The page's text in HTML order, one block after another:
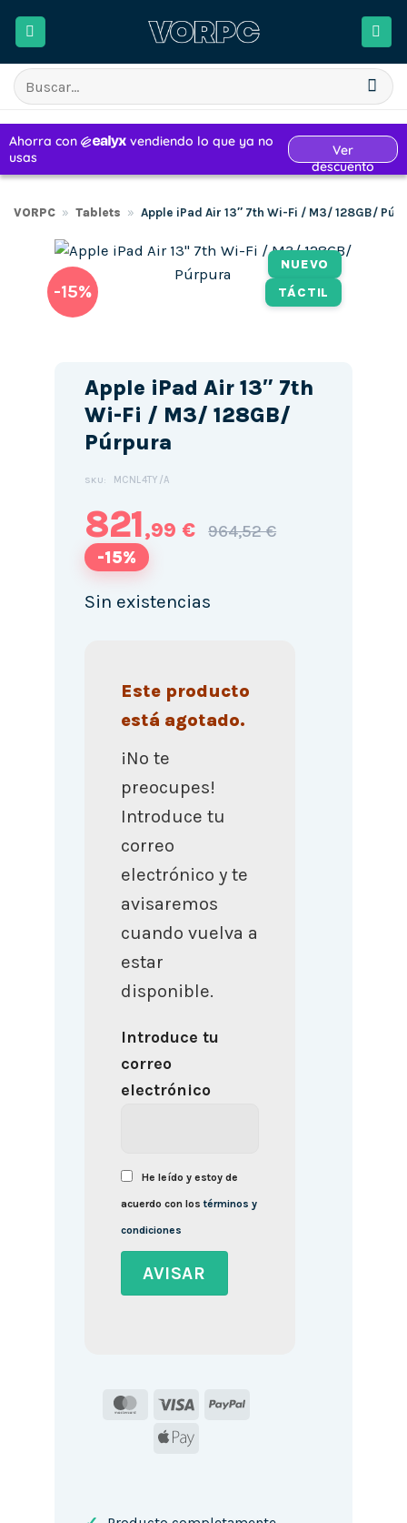
Buscar
por:
VORPC » Tablets » Apple iPad Air 13″ 7th Wi-Fi / M3/ 128GB/
NUEVO
TÁCTIL
-15%
Apple iPad Air 13″ 7th
Wi-Fi / M3/ 128GB/
Púrpura
SKU: MCNL4TY/A
821,99 € 964,52 €
-15%
Sin existencias
Este producto
está agotado.
¡No te
preocupes!
Introduce tu
correo
electrónico y te
avisaremos
cuando vuelva a
estar
disponible.
Introduce tu
correo
electrónico
He leído y estoy de
acuerdo con lostérminos y
condiciones
MasterCard
Visa
PayPal
Apple